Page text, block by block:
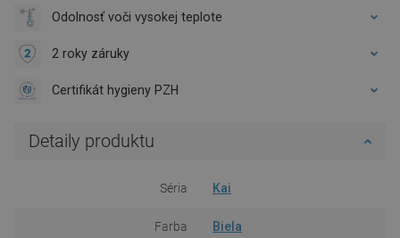
Odolnosť voči vysokej teplote
2 roky záruky
Certifikát hygieny PZH
Detaily produktu
Séria Kai
Farba Biela